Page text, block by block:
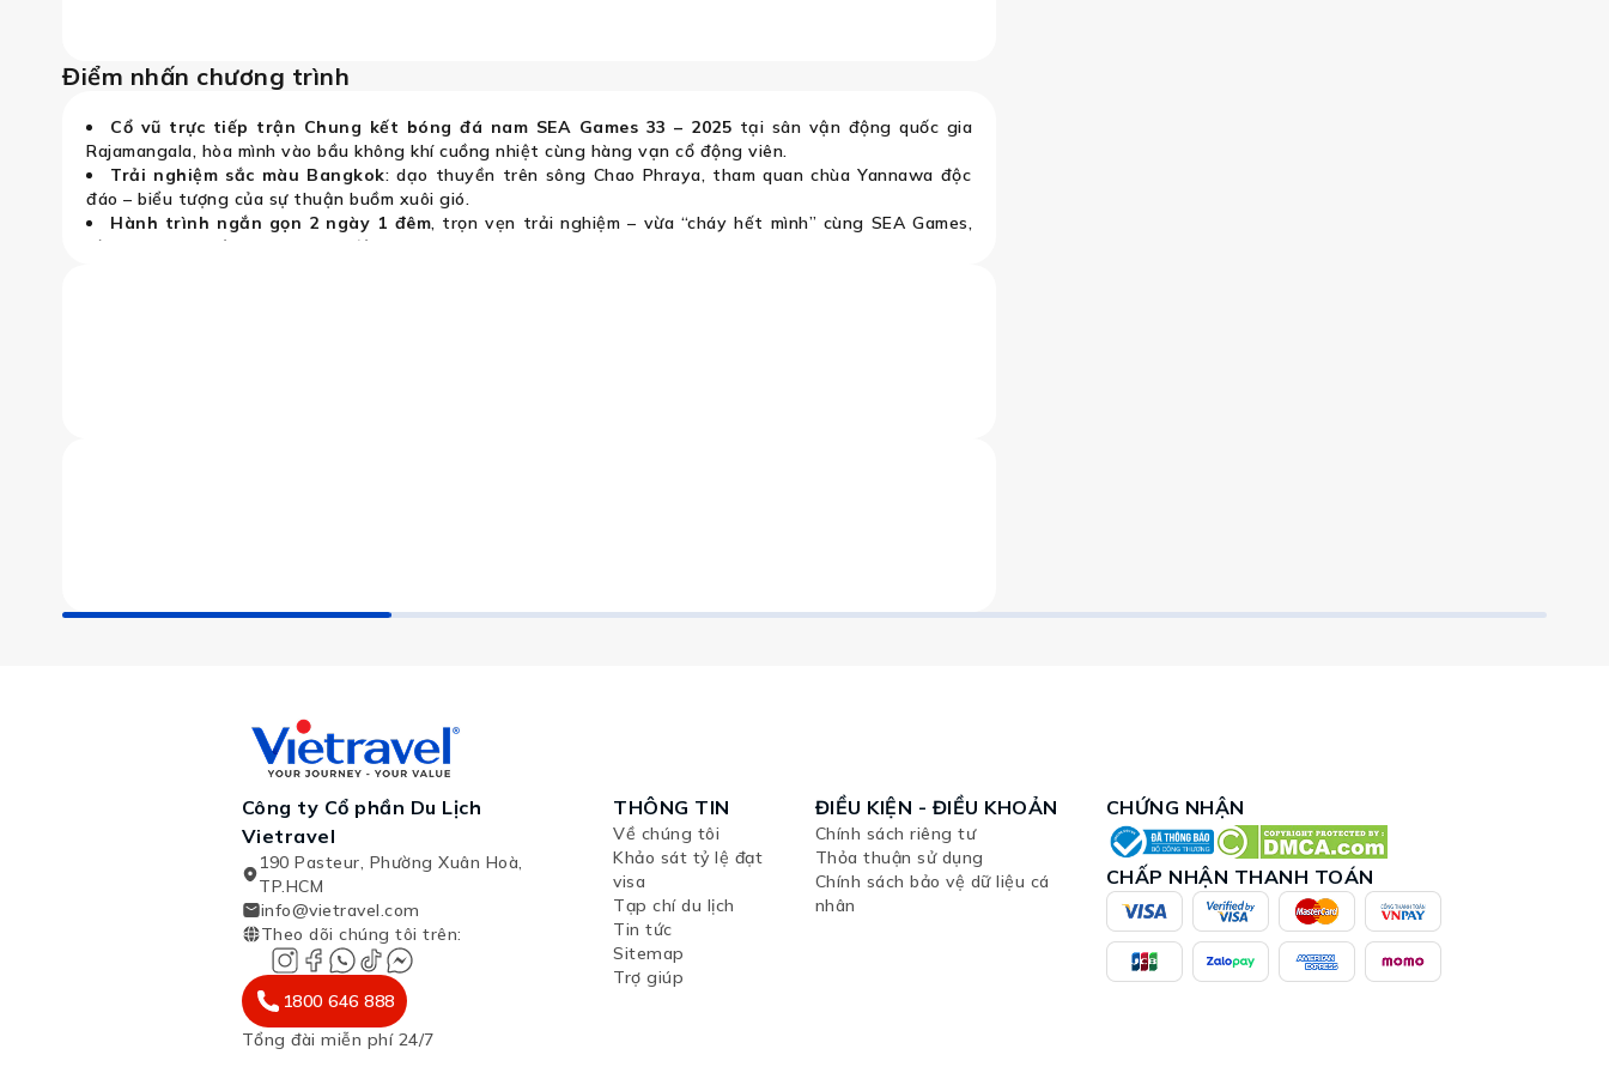
Điểm nhấn chương trình
Cổ vũ trực tiếp trận Chung kết bóng đá nam SEA Games 33 – 2025 tại sân vận động quốc gia
Rajamangala, hòa mình vào bầu không khí cuồng nhiệt cùng hàng vạn cổ động viên.
Trải nghiệm sắc màu Bangkok: dạo thuyền trên sông Chao Phraya, tham quan chùa Yannawa độc
đáo – biểu tượng của sự thuận buồm xuôi gió.
Hành trình ngắn gọn 2 ngày 1 đêm, trọn vẹn trải nghiệm – vừa “cháy hết mình” cùng SEA Games,
vừa khám phá một Bangkok sôi động.
Công ty Cổ phần Du Lịch
Vietravel
190 Pasteur, Phường Xuân Hoà,
TP.HCM
info@vietravel.com
Theo dõi chúng tôi trên:
1800 646 888
Tổng đài miễn phí 24/7
THÔNG TIN
Về chúng tôi
Khảo sát tỷ lệ đạt
visa
Tạp chí du lịch
Tin tức
Sitemap
Trợ giúp
ĐIỀU KIỆN - ĐIỀU KHOẢN
Chính sách riêng tư
Thỏa thuận sử dụng
Chính sách bảo vệ dữ liệu cá
nhân
CHỨNG NHẬN
CHẤP NHẬN THANH TOÁN